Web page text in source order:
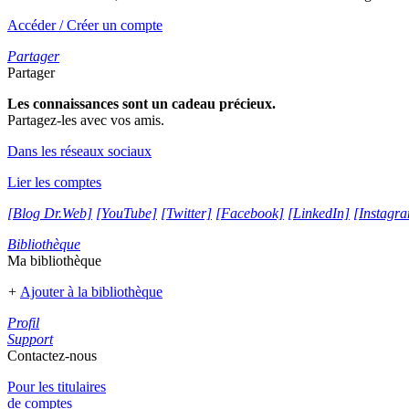
Accéder / Créer un compte
Partager
Partager
Les connaissances sont un cadeau précieux.
Partagez-les avec vos amis.
Dans les réseaux sociaux
Lier les comptes
[Blog Dr.Web] [YouTube] [Twitter] [Facebook] [LinkedIn]
Bibliothèque
Ma bibliothèque
+ Ajouter à la bibliothèque
Profil
Support
Contactez-nous
Pour les titulaires
de comptes